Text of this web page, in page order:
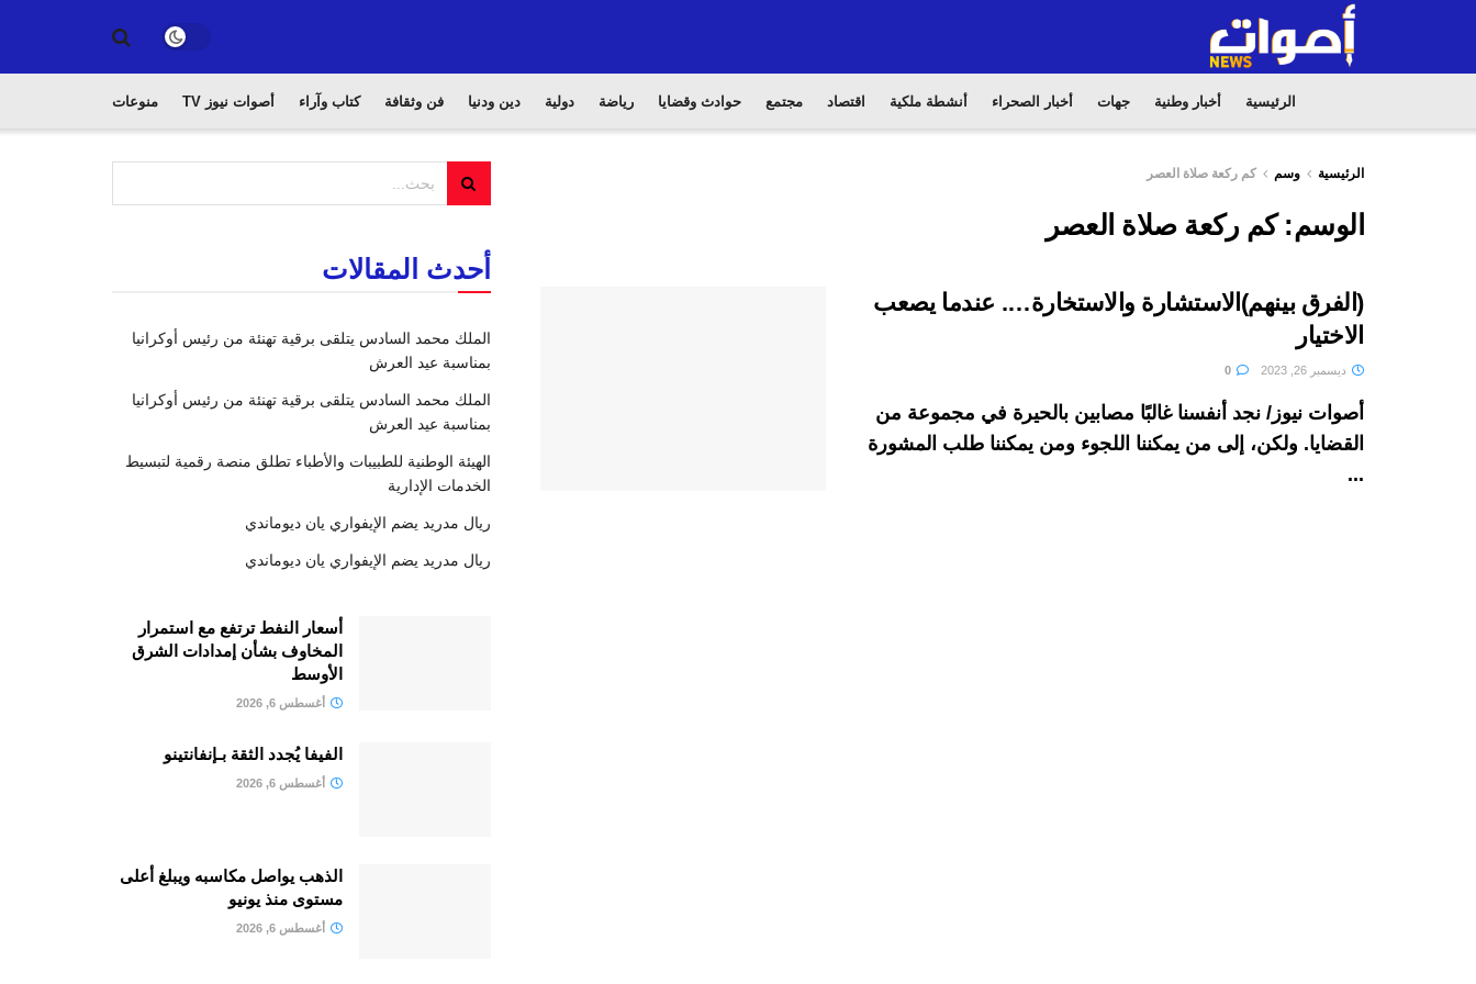
الرئيسية أخبار وطنية جهات أخبار الصحراء أنشطة ملكية اقتصاد مجتمع حوادث وقضايا رياضة دولية دين ودنيا فن وثقافة كتاب وآراء أصوات نيوز TV منوعات
الرئيسية وسم كم ركعة صلاة العصر
الوسم:كم ركعة صلاة العصر
(الفرق بينهم)الاستشارة والاستخارة…. عندما يصعب
الاختيار
ديسمبر 26, 2023
أصوات نيوز/ نجد أنفسنا غالبًا مصابين بالحيرة في مجموعة من
القضايا. ولكن، إلى من يمكننا اللجوء ومن يمكننا طلب المشورة
...
أحدث المقالات
الملك محمد السادس يتلقى برقية تهنئة من رئيس أوكرانيا
بمناسبة عيد العرش
الملك محمد السادس يتلقى برقية تهنئة من رئيس أوكرانيا
بمناسبة عيد العرش
الهيئة الوطنية للطبيبات والأطباء تطلق منصة رقمية لتبسيط
الخدمات الإدارية
ريال مدريد يضم الإيفواري يان ديوماندي
ريال مدريد يضم الإيفواري يان ديوماندي
أسعار النفط ترتفع مع استمرار
المخاوف بشأن إمدادات الشرق
الأوسط
أغسطس 6, 2026
الفيفا يُجدد الثقة بـإنفانتينو
أغسطس 6, 2026
الذهب يواصل مكاسبه ويبلغ أعلى
مستوى منذ يونيو
أغسطس 6, 2026